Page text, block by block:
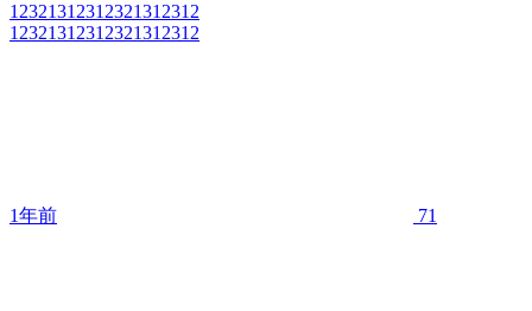
12321312312321312312
12321312312321312312
1年前 71